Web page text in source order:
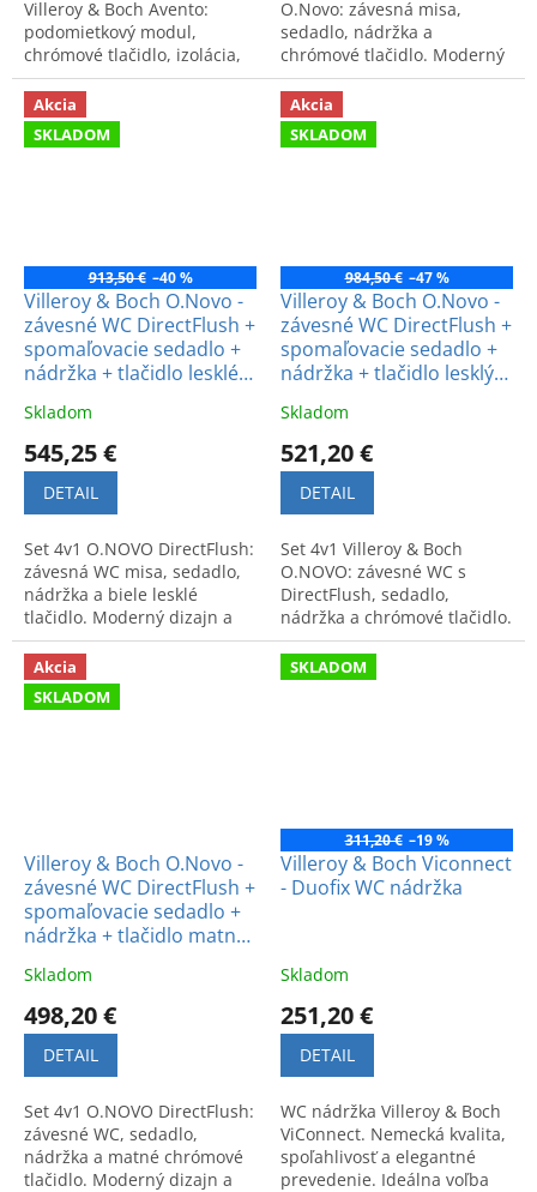
Villeroy & Boch Avento:
podomietkový modul,
chrómové tlačidlo, izolácia,
misa DirectFlush
CeramicPlus a sedadlo s
pomalým zatváraním.
O.Novo: závesná misa,
sedadlo, nádržka a
chrómové tlačidlo. Moderný
dizajn a kvalitné prevedenie
za výhodnú cenu.
Akcia
SKLADOM
913,50 € –40 %
Villeroy & Boch O.Novo -
závesné WC DirectFlush +
spomaľovacie sedadlo +
nádržka + tlačidlo lesklé
Skladom
545,25 €
DETAIL
Set 4v1 O.NOVO DirectFlush:
závesná WC misa, sedadlo,
nádržka a biele lesklé
tlačidlo. Moderný dizajn a
vysoká hygiena za výhodnú
cenu.
Akcia
SKLADOM
984,50 € –47 %
Villeroy & Boch O.Novo -
závesné WC DirectFlush +
spomaľovacie sedadlo +
nádržka + tlačidlo lesklý
Skladom
521,20 €
DETAIL
Set 4v1 Villeroy & Boch
O.NOVO: závesné WC s
DirectFlush, sedadlo,
nádržka a chrómové tlačidlo.
Kvalitný set v jednom balení
za výhodnú cenu.
Akcia
SKLADOM
Villeroy & Boch O.Novo -
závesné WC DirectFlush +
spomaľovacie sedadlo +
nádržka + tlačidlo matný
Skladom
498,20 €
DETAIL
Set 4v1 O.NOVO DirectFlush:
závesné WC, sedadlo,
nádržka a matné chrómové
tlačidlo. Moderný dizajn a
SKLADOM
311,20 € –19 %
Villeroy & Boch Viconnect
- Duofix WC nádržka
Skladom
251,20 €
DETAIL
WC nádržka Villeroy & Boch
ViConnect. Nemecká kvalita,
spoľahlivosť a elegantné
prevedenie. Ideálna voľba